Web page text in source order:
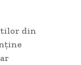
din